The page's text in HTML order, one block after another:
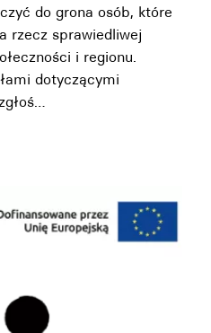
do grona osób, które
rzecz sprawiedliwej
i regionu.
dotyczącymi